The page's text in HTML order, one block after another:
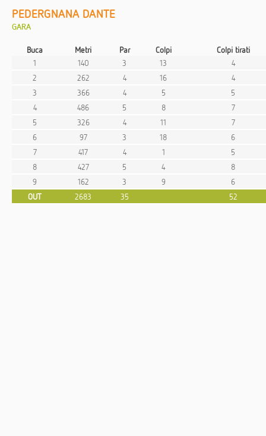
PEDERGNANA DANTE
GARA
Buca Metri Par Colpi
Colpi tirati
1
140 3 13
4
2
262 4 16
4
3
366 4 5
5
4
486 5 8
7
5
326 4 11
7
6
97 3 18
6
7
417 4 1
5
8
427 5 4
8
9
162 3 9
6
OUT
2683 35 52